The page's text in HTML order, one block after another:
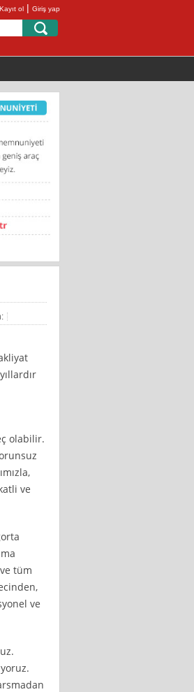
Kayıt ol | Giriş yap
olabilir.
ve
tüm
ve